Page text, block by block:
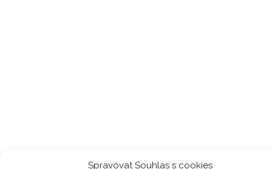
Spravovat Souhlas s cookies